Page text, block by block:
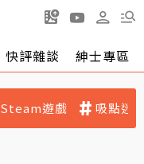
快評雜談 紳士專區
Steam遊戲 吸點迷